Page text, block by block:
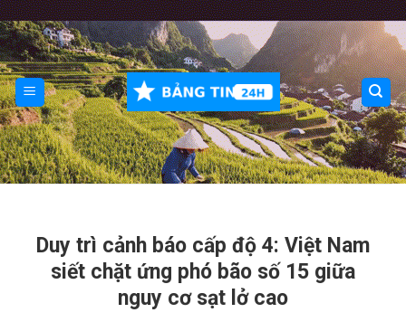
Skip
to
content
Duy trì cảnh báo cấp độ 4: Việt Nam
siết chặt ứng phó bão số 15 giữa
nguy cơ sạt lở cao